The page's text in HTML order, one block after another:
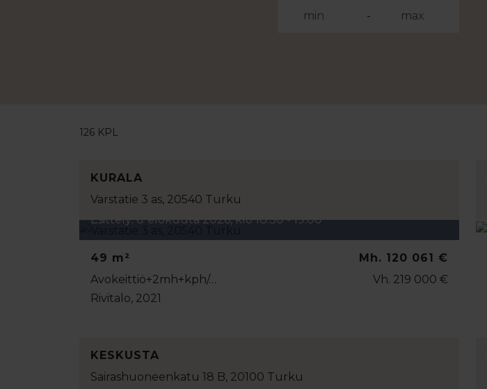
-
126 KPL
KURALA
Varstatie 3 as, 20540 Turku
Esittely: 6. elokuuta 2026, klo 18:30 - 19:00
49 m²
Avokeittiö+2mh+kph/…
Rivitalo, 2021
Mh. 120 061 €
Vh. 219 000 €
KESKUSTA
Sairashuoneenkatu 18 B, 20100 Turku